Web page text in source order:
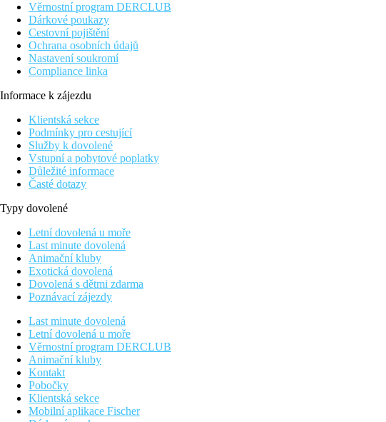
Věrnostní program DERCLUB
Dárkové poukazy
Cestovní pojištění
Ochrana osobních údajů
Nastavení soukromí
Compliance linka
Informace k zájezdu
Klientská sekce
Podmínky pro cestující
Služby k dovolené
Vstupní a pobytové poplatky
Důležité informace
Časté dotazy
Typy dovolené
Letní dovolená u moře
Last minute dovolená
Animační kluby
Exotická dovolená
Dovolená s dětmi zdarma
Poznávací zájezdy
Last minute dovolená
Letní dovolená u moře
Věrnostní program DERCLUB
Animační kluby
Kontakt
Pobočky
Klientská sekce
Mobilní aplikace Fischer